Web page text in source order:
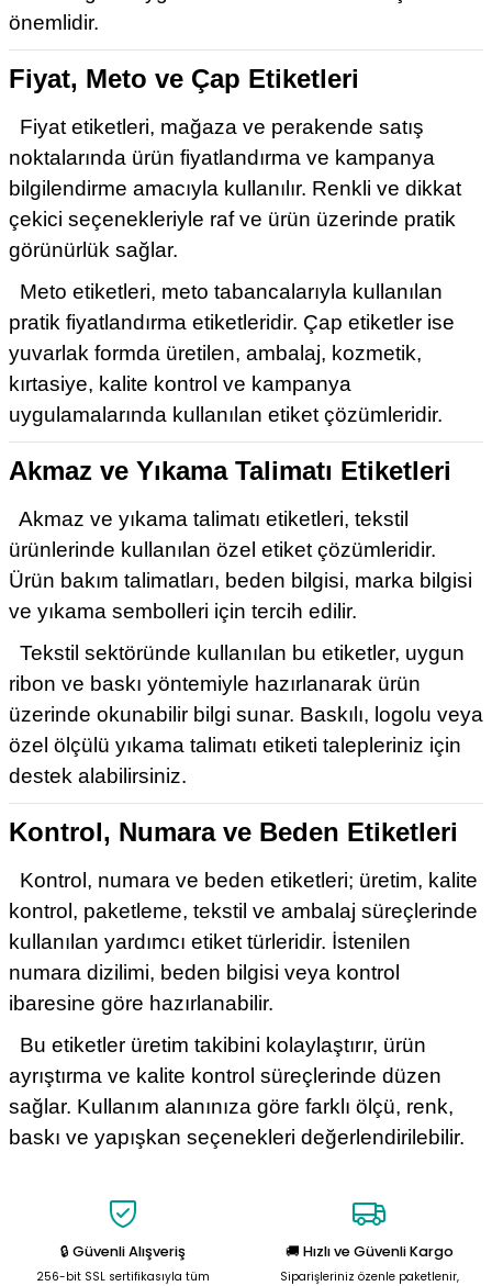
önemlidir.
Fiyat, Meto ve Çap Etiketleri
Fiyat etiketleri, mağaza ve perakende satış
noktalarında ürün fiyatlandırma ve kampanya
bilgilendirme amacıyla kullanılır. Renkli ve dikkat
çekici seçenekleriyle raf ve ürün üzerinde pratik
görünürlük sağlar.
Meto etiketleri, meto tabancalarıyla kullanılan
pratik fiyatlandırma etiketleridir. Çap etiketler ise
yuvarlak formda üretilen, ambalaj, kozmetik,
kırtasiye, kalite kontrol ve kampanya
uygulamalarında kullanılan etiket çözümleridir.
Akmaz ve Yıkama Talimatı Etiketleri
Akmaz ve yıkama talimatı etiketleri, tekstil
ürünlerinde kullanılan özel etiket çözümleridir.
Ürün bakım talimatları, beden bilgisi, marka bilgisi
ve yıkama sembolleri için tercih edilir.
Tekstil sektöründe kullanılan bu etiketler, uygun
ribon ve baskı yöntemiyle hazırlanarak ürün
üzerinde okunabilir bilgi sunar. Baskılı, logolu veya
özel ölçülü yıkama talimatı etiketi talepleriniz için
destek alabilirsiniz.
Kontrol, Numara ve Beden Etiketleri
Kontrol, numara ve beden etiketleri; üretim, kalite
kontrol, paketleme, tekstil ve ambalaj süreçlerinde
kullanılan yardımcı etiket türleridir. İstenilen
numara dizilimi, beden bilgisi veya kontrol
ibaresine göre hazırlanabilir.
Bu etiketler üretim takibini kolaylaştırır, ürün
ayrıştırma ve kalite kontrol süreçlerinde düzen
sağlar. Kullanım alanınıza göre farklı ölçü, renk,
baskı ve yapışkan seçenekleri değerlendirilebilir.
🔒 Güvenli Alışveriş
256-bit SSL sertifikasıyla tüm
🚚 Hızlı ve Güvenli Kargo
Siparişleriniz özenle paketlenir,